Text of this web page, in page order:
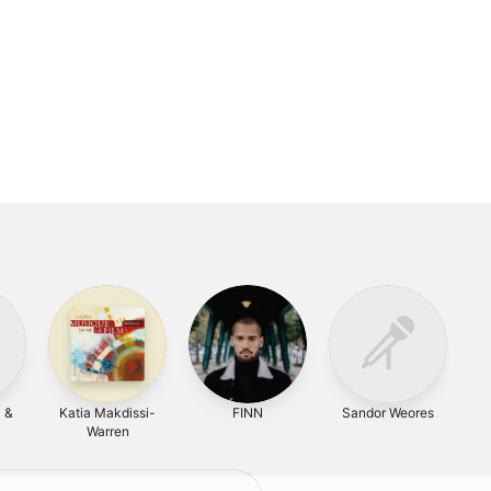
&
Katia Makdissi-
Warren
FINN Sandor Weores